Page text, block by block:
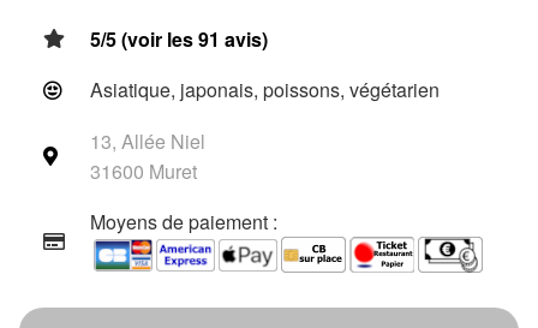
5/5 (voir les 91 avis)
Asiatique, japonais, poissons, végétarien
13, Allée Niel
31600 Muret
Moyens de paiement :